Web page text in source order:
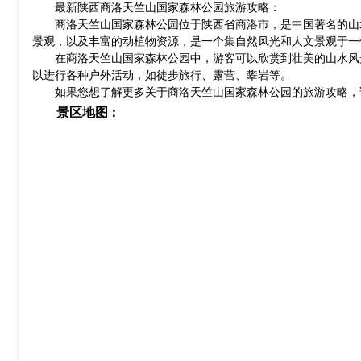
最新陕西商洛天竺山国家森林公园旅游攻略：
商洛天竺山国家森林公园位于陕西省商洛市，是中国著名的
景观，以及丰富的动植物资源，是一个集自然风光和人文景观于
在商洛天竺山国家森林公园中，游客可以欣赏到壮美的山水
以进行各种户外活动，如徒步旅行、露营、攀岩等。
如果您想了解更多关于商洛天竺山国家森林公园的旅游攻略
景区地图：